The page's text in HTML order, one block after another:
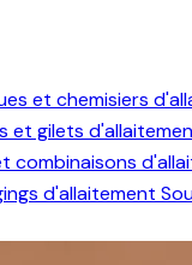
et chemisiers
et gilets
combinaisons
d'allaitement